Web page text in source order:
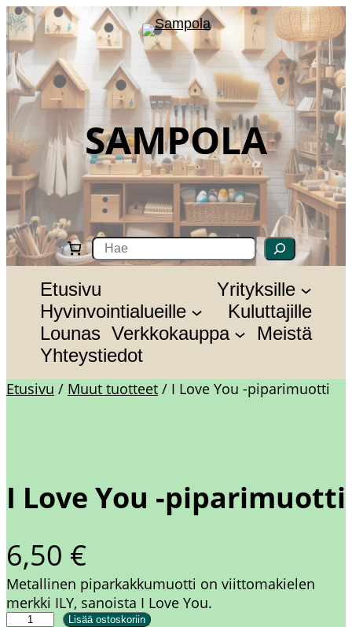
Siirry
sisältöön
SAMPOLA
S
e
r
c
h
Etusivu
Yrityksille
Hyvinvointialueille
Kuluttajille
Lounas Verkkokauppa
Meistä
Yhteystiedot
Etusivu / Muut tuotteet / I Love You -piparimuotti
I Love You -piparimuotti
6,50 €
Metallinen piparkakkumuotti on viittomakielen
merkki ILY, sanoista I Love You.
Lisää ostoskoriin